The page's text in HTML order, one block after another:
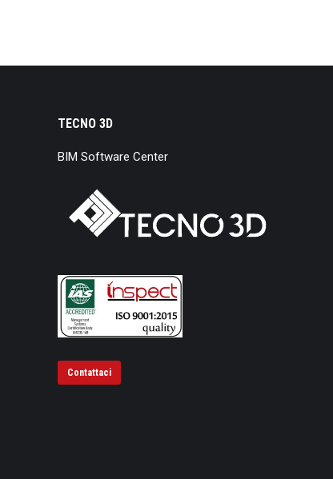
TECNO 3D
BIM Software Center
Contattaci